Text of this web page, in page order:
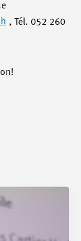
, Tél. 052 260